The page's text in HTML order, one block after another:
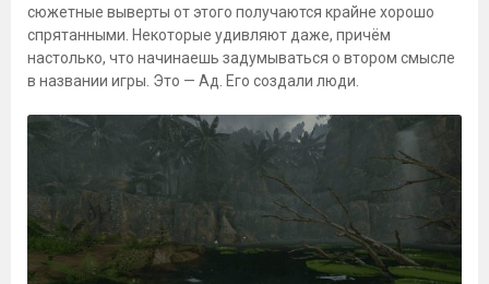
сюжетные выверты от этого получаются крайне хорошо
спрятанными. Некоторые удивляют даже, причём
настолько, что начинаешь задумываться о втором смысле
в названии игры. Это — Ад. Его создали люди.